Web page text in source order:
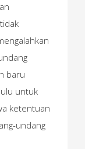
baru
untuk
ketentuan
undang